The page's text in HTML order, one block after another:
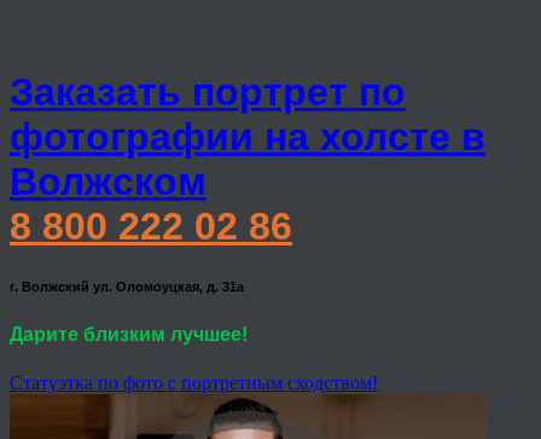
Заказать портрет по
фотографии на холсте в
Волжском
8 800 222 02 86
г. Волжский ул. Оломоуцкая, д. 31а
Дарите близким лучшее!
Статуэтка по фото с портретным сходством!